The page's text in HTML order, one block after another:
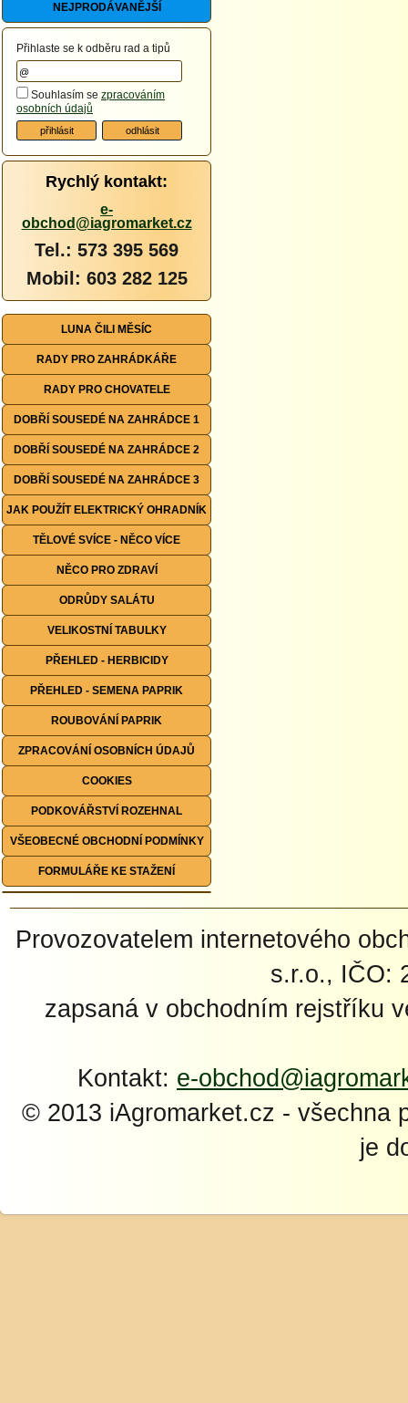
NEJPRODÁVANĚJŠÍ
Přihlaste se k odběru rad a tipů
Souhlasím se zpracováním
osobních údajů
Rychlý kontakt:
e-
obchod@iagromarket.cz
Tel.: 573 395 569
Mobil: 603 282 125
LUNA ČILI MĚSÍC
RADY PRO ZAHRÁDKÁŘE
RADY PRO CHOVATELE
DOBŘÍ SOUSEDÉ NA ZAHRÁDCE 1
DOBŘÍ SOUSEDÉ NA ZAHRÁDCE 2
DOBŘÍ SOUSEDÉ NA ZAHRÁDCE 3
JAK POUŽÍT ELEKTRICKÝ OHRADNÍK
TĚLOVÉ SVÍCE - NĚCO VÍCE
NĚCO PRO ZDRAVÍ
ODRŮDY SALÁTU
VELIKOSTNÍ TABULKY
PŘEHLED - HERBICIDY
PŘEHLED - SEMENA PAPRIK
ROUBOVÁNÍ PAPRIK
ZPRACOVÁNÍ OSOBNÍCH ÚDAJŮ
COOKIES
PODKOVÁŘSTVÍ ROZEHNAL
VŠEOBECNÉ OBCHODNÍ PODMÍNKY
FORMULÁŘE KE STAŽENÍ
Provozovatelem internetového
s.r.o., IČO:
zapsaná v obchodním rejstříku
Kontakt: e-
© 2013 iAgromarket.cz - všechna
je